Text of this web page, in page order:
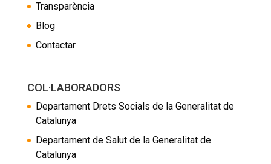
Transparència
Blog
Contactar
COL·LABORADORS
Departament Drets Socials de la Generalitat de
Catalunya
Departament de Salut de la Generalitat de
Catalunya